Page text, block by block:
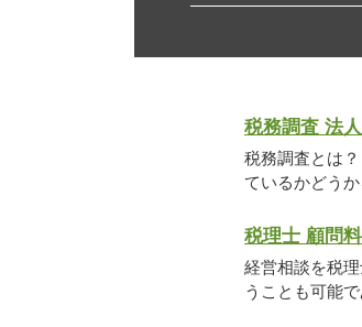
税務調査 法人
税務調査とは
ているかどう
税理士 顧問
経営相談を税
うことも可能